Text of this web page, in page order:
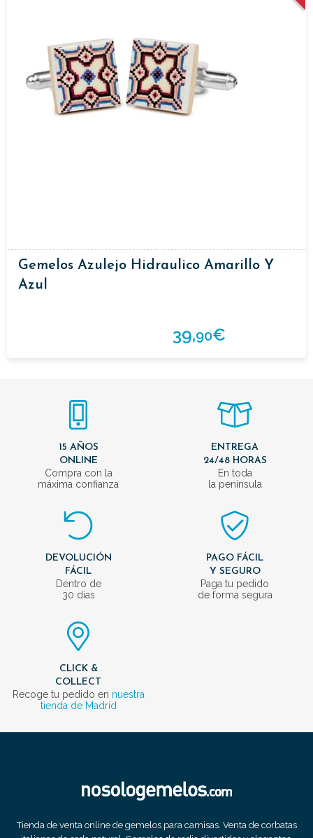
Gemelos Azulejo Hidraulico Amarillo Y
Azul
39,90€
15 AÑOS
ONLINE
Compra con la
máxima confianza
ENTREGA
24/48 HORAS
En toda
la península
DEVOLUCIÓN
FÁCIL
Dentro de
30 días
PAGO FÁCIL
Y SEGURO
Paga tu pedido
de forma segura
CLICK &
COLLECT
Recoge tu pedido en nuestra
tienda de Madrid
Tienda de venta online de gemelos para camisas. Venta de corbatas